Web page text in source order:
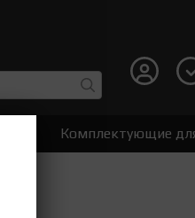
Комплектующие